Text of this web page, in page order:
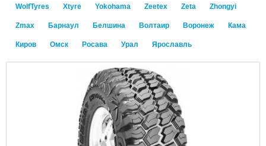
WolfTyres Xtyre Yokohama Zeetex Zeta Zhongyi
Zmax Барнаул Белшина Волтаир Воронеж Кама
Киров Омск Росава Урал Ярославль